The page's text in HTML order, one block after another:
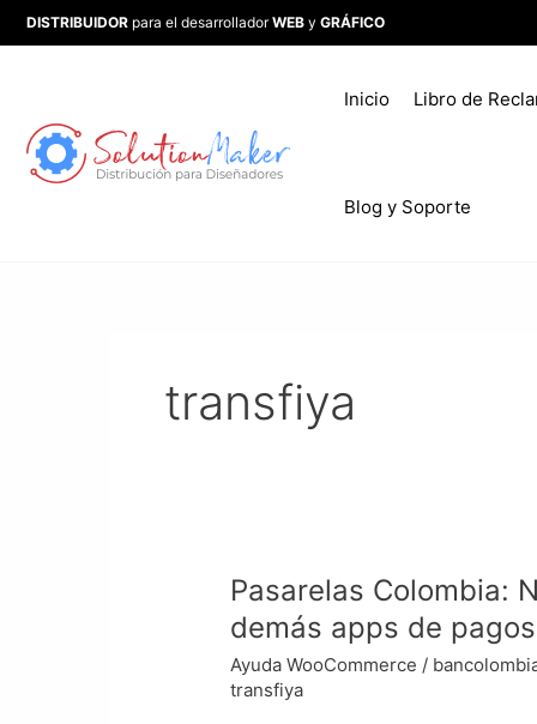
al
DISTRIBUIDOR para el desarrolladorWEB y GRÁFICO
Inicio Libro de
Blog y Soporte
transfiya
Pasarelas Colombia:
demás apps de pagos
Ayuda WooCommerce /
transfiya